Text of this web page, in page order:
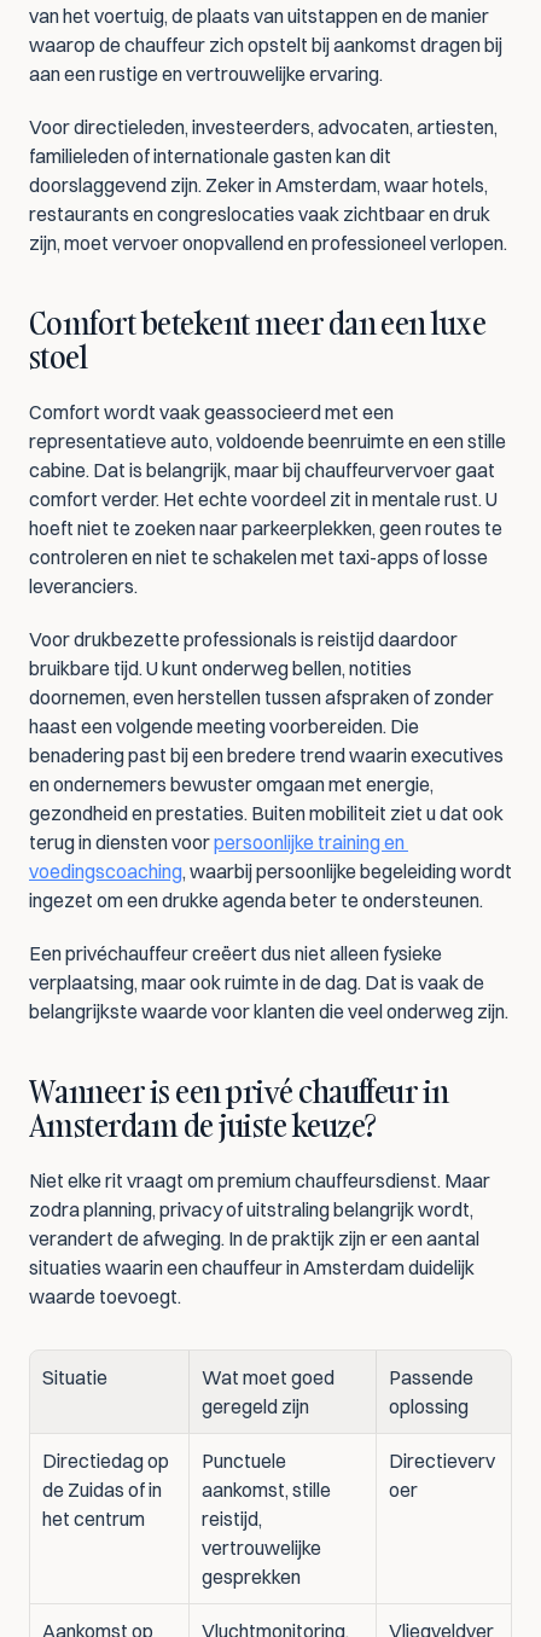
van het voertuig, de plaats van uitstappen en de manier
waarop de chauffeur zich opstelt bij aankomst dragen bij
aan een rustige en vertrouwelijke ervaring.
Voor directieleden, investeerders, advocaten, artiesten,
familieleden of internationale gasten kan dit
doorslaggevend zijn. Zeker in Amsterdam, waar hotels,
restaurants en congreslocaties vaak zichtbaar en druk
zijn, moet vervoer onopvallend en professioneel verlopen.
Comfort betekent meer dan een luxe
stoel
Comfort wordt vaak geassocieerd met een
representatieve auto, voldoende beenruimte en een stille
cabine. Dat is belangrijk, maar bij chauffeurvervoer gaat
comfort verder. Het echte voordeel zit in mentale rust. U
hoeft niet te zoeken naar parkeerplekken, geen routes te
controleren en niet te schakelen met taxi-apps of losse
leveranciers.
Voor drukbezette professionals is reistijd daardoor
bruikbare tijd. U kunt onderweg bellen, notities
doornemen, even herstellen tussen afspraken of zonder
haast een volgende meeting voorbereiden. Die
benadering past bij een bredere trend waarin executives
en ondernemers bewuster omgaan met energie,
gezondheid en prestaties. Buiten mobiliteit ziet u dat ook
terug in diensten voor persoonlijke training en
voedingscoaching, waarbij persoonlijke begeleiding wordt
ingezet om een drukke agenda beter te ondersteunen.
Een privéchauffeur creëert dus niet alleen fysieke
verplaatsing, maar ook ruimte in de dag. Dat is vaak de
belangrijkste waarde voor klanten die veel onderweg zijn.
Wanneer is een privé chauffeur in
Amsterdam de juiste keuze?
Niet elke rit vraagt om premium chauffeursdienst. Maar
zodra planning, privacy of uitstraling belangrijk wordt,
verandert de afweging. In de praktijk zijn er een aantal
situaties waarin een chauffeur in Amsterdam duidelijk
waarde toevoegt.
Situatie
Wat moet goed
geregeld zijn
Passende
oplossing
Directiedag op
de Zuidas of in
het centrum
Punctuele
aankomst, stille
reistijd,
vertrouwelijke
gesprekken
Directieverv
oer
Aankomst op Vluchtmonitoring, Vliegveldver